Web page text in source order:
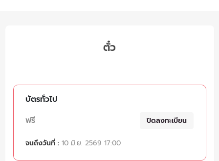
ตั๋ว
บัตรทั่วไป
ฟรี
ปิดลงทะเบียน
จนถึงวันที่ : 10 มิ.ย. 2569 17:00